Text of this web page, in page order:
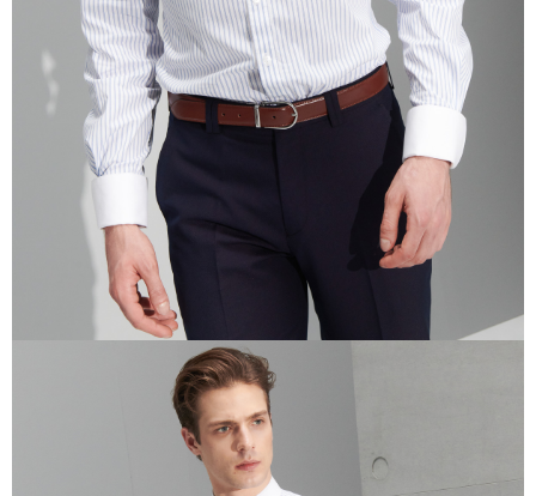
所提供，並由 AFTEE 向您收取款項。因使用本服務所須提供之個人資料(包
含但不限於訂購人姓名、電話，收件人姓名、電話、收件地址)，將交付予
AFTEE 於本服務必要服務範圍內運用。關於 AFTEE 對於個人資料之蒐集、
處理、利用，詳參 AFTEE 官網之『個人資料蒐集、處理及利用告知聲明』
https://aftee.tw/privacypolicy/）。
若款項超過繳費期限，將根據當次的金額加收年利率 16% 的逾期滯納金。
未成年的使用者，請事先徵得法定代理人或監護人之同意方可使用
若您對於個人資料之處理、利用有任何疑問，或欲行使相關法律權利，請聯
繫恩沛科技股份有限公司。若您不同意我們將上開所示之個人資料，連同必
要之購買訂單資訊提供予 AFTEE ，或讓 AFTEE 蒐集處理利用您的個人資
料，請勿選用本服務。